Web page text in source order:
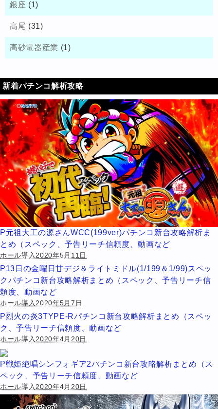
銀座 (1)
高尾 (31)
高砂電器産業 (1)
新着パチンコ解析攻略
P元祖大工の源さんWCC(199ver)パチンコ新台攻略解析ま
とめ（スペック、予告リーチ信頼度、動画など
ホール導入2020年5月11日
P13日の金曜日甘デジ＆ライトミドル(1/199＆1/99)スペッ
クパチンコ新台攻略解析まとめ（スペック、予告リーチ信
頼度、動画など
ホール導入2020年5月7日
P烈火の炎3TYPE-Rパチンコ新台攻略解析まとめ（スペッ
ク、予告リーチ信頼度、動画など
ホール導入2020年4月20日
P戦姫絶唱シンフォギア2パチンコ新台攻略解析まとめ（ス
ペック、予告リーチ信頼度、動画など
ホール導入2020年4月20日